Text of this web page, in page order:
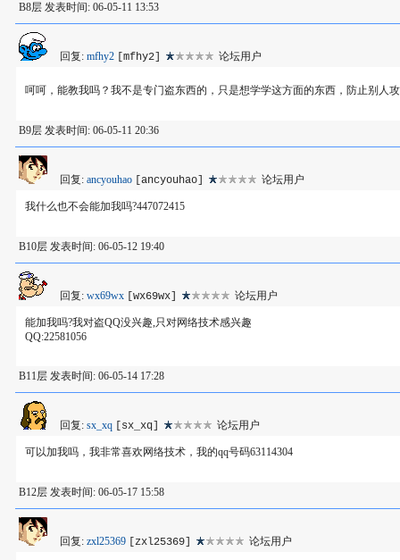
B8层 发表时间: 06-05-11 13:53
回复: mfhy2 [mfhy2] 论坛用户
呵呵，能教我吗？我不是专门盗东西的，只是想学学这方面的东西，防止别人
B9层 发表时间: 06-05-11 20:36
回复: ancyouhao [ancyouhao] 论坛用户
我什么也不会能加我吗?447072415
B10层 发表时间: 06-05-12 19:40
回复: wx69wx [wx69wx] 论坛用户
能加我吗?我对盗QQ没兴趣,只对网络技术感兴趣
QQ:22581056
B11层 发表时间: 06-05-14 17:28
回复: sx_xq [sx_xq] 论坛用户
可以加我吗，我非常喜欢网络技术，我的qq号码63114304
B12层 发表时间: 06-05-17 15:58
回复: zxl25369 [zxl25369] 论坛用户